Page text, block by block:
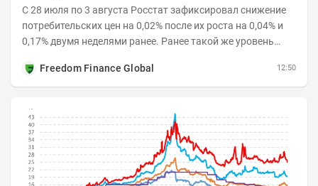
С 28 июля по 3 августа Росстат зафиксировал снижение
потребительских цен на 0,02% после их роста на 0,04% и
0,17% двумя неделями ранее. Ранее такой же уровень
Freedom Finance Global
12:50